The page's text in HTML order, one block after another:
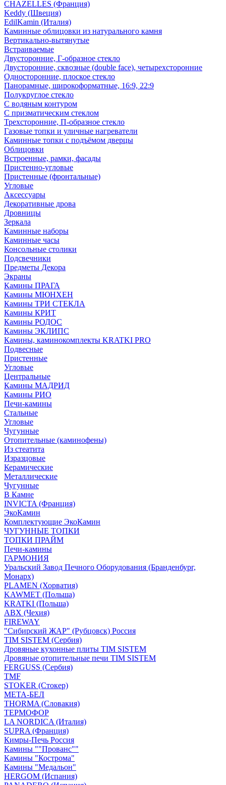
CHAZELLES (Франция)
Keddy (Швеция)
EdilKamin (Италия)
Каминные облицовки из натурального камня
Вертикально-вытянутые
Встраиваемые
Двусторонние, Г-образное стекло
Двусторонние, сквозные (double face), четырехсторонние
Односторонние, плоское стекло
Панорамные, широкоформатные, 16:9, 22:9
Полукруглое стекло
С водяным контуром
С призматическим стеклом
Трехсторонние, П-образное стекло
Газовые топки и уличные нагреватели
Каминные топки с подъёмом дверцы
Облицовки
Встроенные, рамки, фасады
Пристенно-угловые
Пристенные (фронтальные)
Угловые
Аксессуары
Декоративные дрова
Дровницы
Зеркала
Каминные наборы
Каминные часы
Консольные столики
Подсвечники
Предметы Декора
Экраны
Камины ПРАГА
Камины МЮНХЕН
Камины ТРИ СТЕКЛА
Камины КРИТ
Камины РОДОС
Камины ЭКЛИПС
Камины, каминокомплекты KRATKI PRO
Подвесные
Пристенные
Угловые
Центральные
Камины МАДРИД
Камины РИО
Печи-камины
Стальные
Угловые
Чугунные
Отопительные (каминофены)
Из стеатита
Изразцовые
Керамические
Металлические
Чугунные
В Камне
INVICTA (Франция)
ЭкоКамин
Комплектующие ЭкоКамин
ЧУГУННЫЕ ТОПКИ
ТОПКИ ПРАЙМ
Печи-камины
ГАРМОНИЯ
Уральский Завод Печного Оборудования (Бранденбург,
Монарх)
PLAMEN (Хорватия)
KAWMET (Польша)
KRATKI (Польша)
ABX (Чехия)
FIREWAY
"Сибирский ЖАР" (Рубцовск) Россия
TIM SISTEM (Сербия)
Дровяные кухонные плиты TIM SISTEM
Дровяные отопительные печи TIM SISTEM
FERGUSS (Сербия)
TMF
STOKER (Стокер)
МЕТА-БЕЛ
THORMA (Словакия)
ТЕРМОФОР
LA NORDICA (Италия)
SUPRA (Франция)
Кимры-Печь Россия
Камины ""Прованс""
Камины "Кострома"
Камины "Медальон"
HERGOM (Испания)